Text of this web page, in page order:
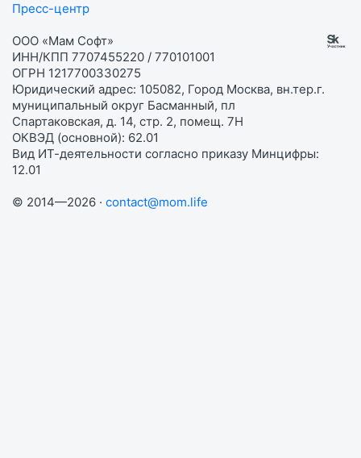
Пресс-центр
ООО «Мам Софт»
ИНН/КПП 7707455220 / 770101001
ОГРН 1217700330275
Юридический адрес: 105082, Город Москва, вн.тер.г.
муниципальный округ Басманный, пл
Спартаковская, д. 14, стр. 2, помещ. 7Н
ОКВЭД (основной): 62.01
Вид ИТ-деятельности согласно приказу Минцифры:
12.01
© 2014—2026 · contact@mom.life